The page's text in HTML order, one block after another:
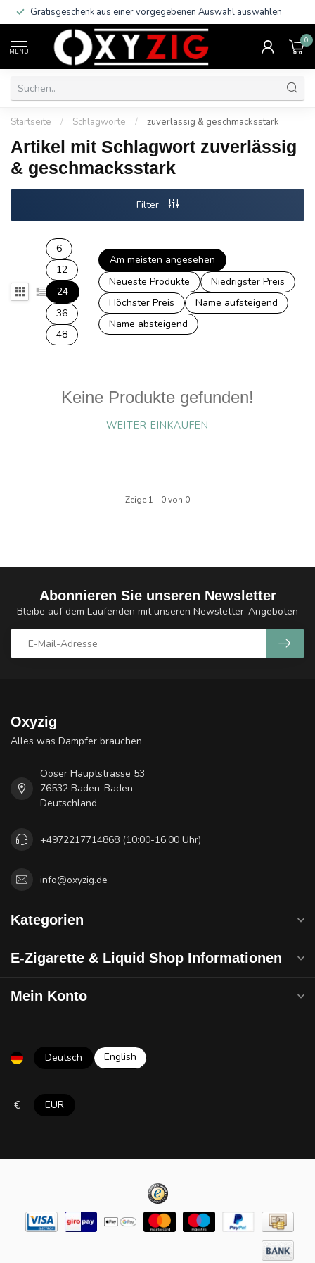
Gratisgeschenk aus einer vorgegebenen Auswahl auswählen
MENU
0
Startseite / Schlagworte / zuverlässig & geschmacksstark
Artikel mit Schlagwort zuverlässig
& geschmacksstark
Filter
6
12
24
36
48
Am meisten angesehen
Neueste Produkte
Niedrigster Preis
Höchster Preis
Name aufsteigend
Name absteigend
Keine Produkte gefunden!
WEITER EINKAUFEN
Zeige 1 - 0von 0
Abonnieren Sie unseren Newsletter
Bleibe auf dem Laufenden mit unseren Newsletter-Angeboten
Oxyzig
Alles was Dampfer brauchen
Ooser Hauptstrasse 53
76532 Baden-Baden
Deutschland
+4972217714868 (10:00-16:00 Uhr)
info@oxyzig.de
Kategorien
E-Zigarette & Liquid Shop Informationen
Mein Konto
Deutsch English
€ EUR